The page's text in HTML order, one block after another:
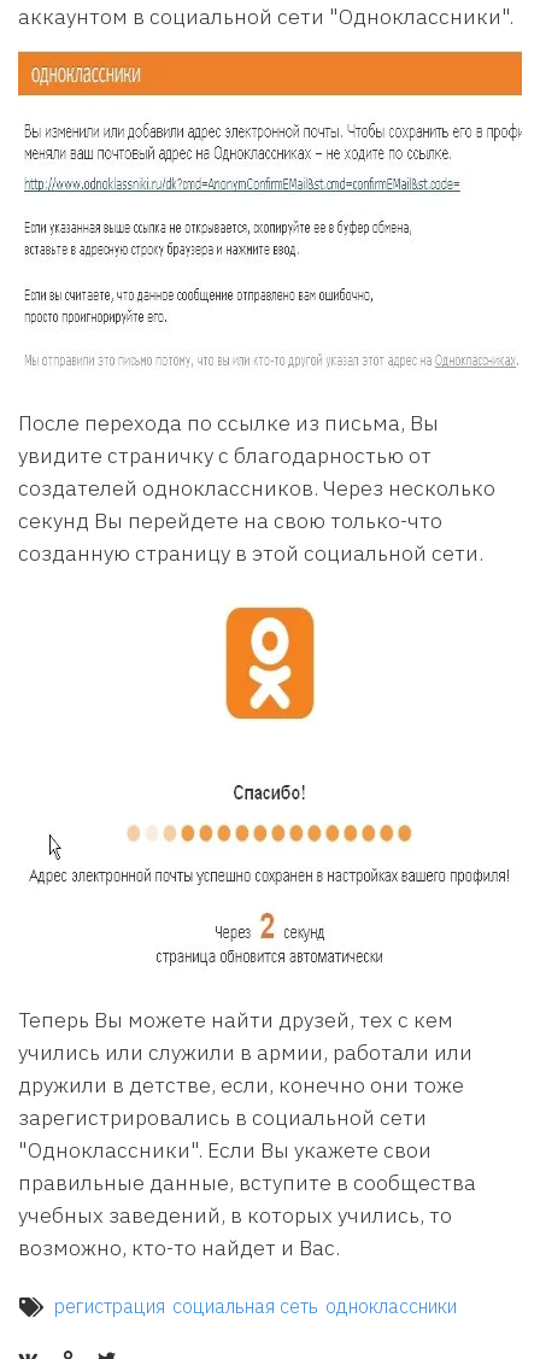
аккаунтом в социальной сети "Одноклассники".
После перехода по ссылке из письма, Вы
увидите страничку с благодарностью от
создателей одноклассников. Через несколько
секунд Вы перейдете на свою только-что
созданную страницу в этой социальной сети.
Теперь Вы можете найти друзей, тех с кем
учились или служили в армии, работали или
дружили в детстве, если, конечно они тоже
зарегистрировались в социальной сети
"Одноклассники". Если Вы укажете свои
правильные данные, вступите в сообщества
учебных заведений, в которых учились, то
возможно, кто-то найдет и Вас.
регистрация социальная сеть одноклассники